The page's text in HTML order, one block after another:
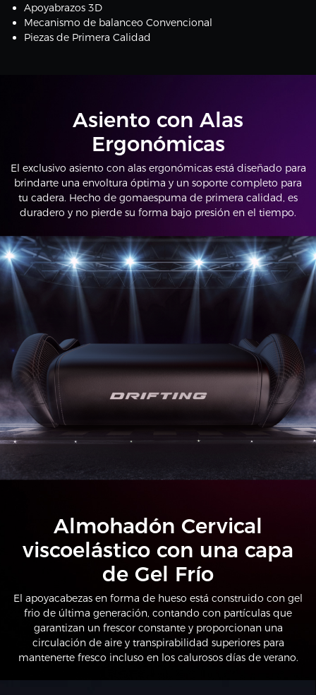
Apoyabrazos 3D
Mecanismo de balanceo Convencional
Piezas de Primera Calidad
Asiento con Alas
Ergonómicas
El exclusivo asiento con alas ergonómicas está diseñado para
brindarte una envoltura óptima y un soporte completo para
tu cadera. Hecho de gomaespuma de primera calidad, es
duradero y no pierde su forma bajo presión en el tiempo.
Almohadón Cervical
viscoelástico con una capa
de Gel Frío
El apoyacabezas en forma de hueso está construido con gel
frio de última generación, contando con partículas que
garantizan un frescor constante y proporcionan una
circulación de aire y transpirabilidad superiores para
mantenerte fresco incluso en los calurosos días de verano.